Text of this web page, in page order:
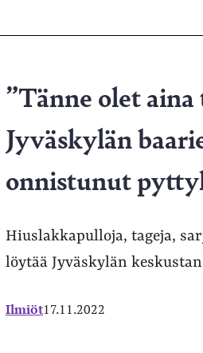
”Tänne olet
Jyväskylän
onnistunut
Hiuslakkapulloja, tageja,
löytää Jyväskylän
Ilmiöt17.11.2022